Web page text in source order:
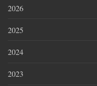
2026
2025
2024
2023